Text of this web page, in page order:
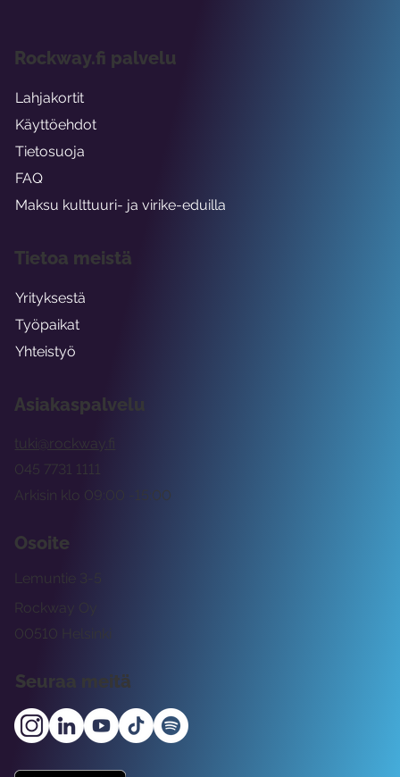
Asiakaspalvelu
tuki@rockway.fi
Arkisin klo 09:00 -15:00
045 7731 1111
Osoite
Rockway Oy
Lemuntie 3-5
00510 Helsinki
Seuraa meitä
Rockway.fi palvelu
Lahjakortit
Käyttöehdot
Tietosuoja
FAQ
Maksu kulttuuri- ja virike-eduilla
Tietoa meistä
Yrityksestä
Työpaikat
Yhteistyö